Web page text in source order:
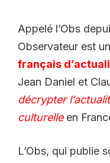
Appelé l’Obs
Observateur est un
français
Jean Daniel et
décrypter
culturelleen
L’Obs, qui publie